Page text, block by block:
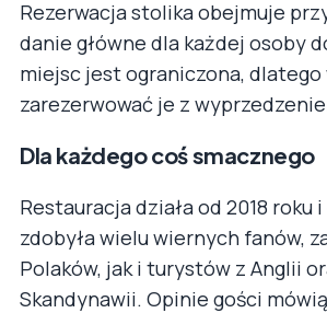
Rezerwacja stolika obejmuje
danie główne dla każdej osoby
miejsc jest ograniczona, dlatego
zarezerwować je z
Dla każdego coś smacznego
Restauracja działa od 2018 roku
zdobyła wielu wiernych fanów,
Polaków, jak i turystów z Anglii
Skandynawii. Opinie gości